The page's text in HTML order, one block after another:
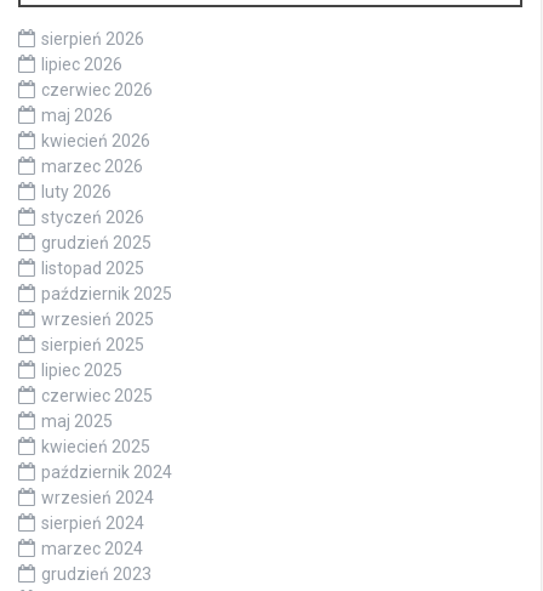
sierpień 2026
lipiec 2026
czerwiec 2026
maj 2026
kwiecień 2026
marzec 2026
luty 2026
styczeń 2026
grudzień 2025
listopad 2025
październik 2025
wrzesień 2025
sierpień 2025
lipiec 2025
czerwiec 2025
maj 2025
kwiecień 2025
październik 2024
wrzesień 2024
sierpień 2024
marzec 2024
grudzień 2023